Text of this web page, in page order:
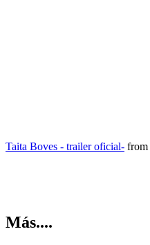
Taita Boves - trailer oficial- from
Más....